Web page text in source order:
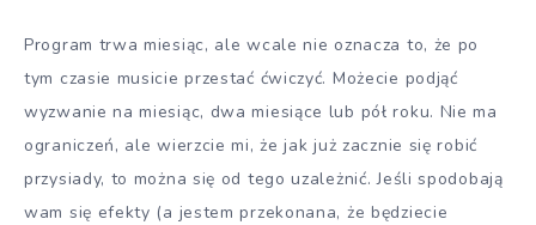
Program trwa miesiąc, ale wcale nie oznacza to, że po
tym czasie musicie przestać ćwiczyć. Możecie podjąć
wyzwanie na miesiąc, dwa miesiące lub pół roku. Nie ma
ograniczeń, ale wierzcie mi, że jak już zacznie się robić
przysiady, to można się od tego uzależnić. Jeśli spodobają
wam się efekty (a jestem przekonana, że będziecie